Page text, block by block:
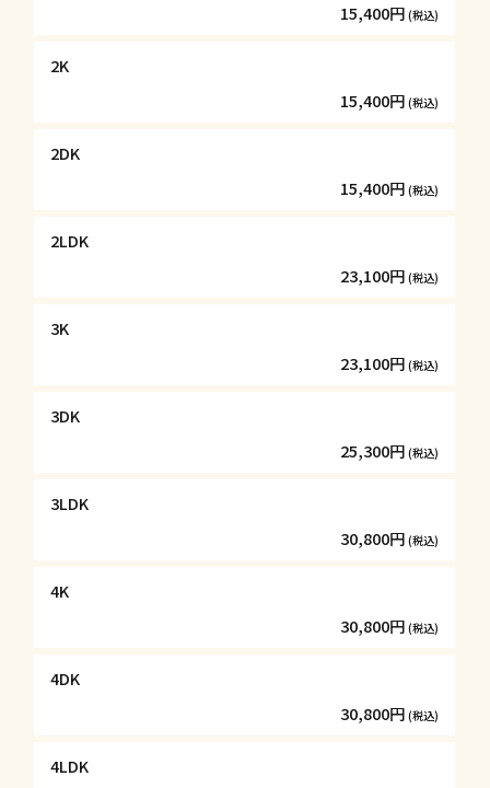
15,400円 (税込)
2K
15,400円 (税込)
2DK
15,400円 (税込)
2LDK
23,100円 (税込)
3K
23,100円 (税込)
3DK
25,300円 (税込)
3LDK
30,800円 (税込)
4K
30,800円 (税込)
4DK
30,800円 (税込)
4LDK